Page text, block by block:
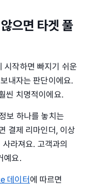
으면 타겟 풀
시작하면 빠지기 쉬운
내자는 판단이에요.
씬 치명적이에요.
보 하나를 놓치는
결제 리마인더, 이상
라져요. 고객과의
예요.
데이터에 따르면